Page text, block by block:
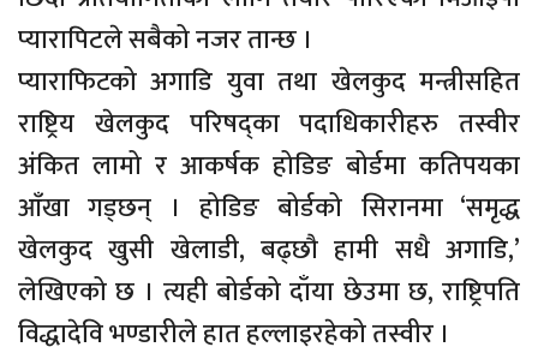
प्यारापिटले सबैको नजर तान्छ ।
प्याराफिटको अगाडि युवा तथा खेलकुद मन्त्रीसहित
राष्ट्रिय खेलकुद परिषद्का पदाधिकारीहरु तस्वीर
अंकित लामो र आकर्षक होडिङ बोर्डमा कतिपयका
आँखा गड्छन् । होडिङ बोर्डको सिरानमा ‘समृद्ध
खेलकुद खुसी खेलाडी, बढ्छौ हामी सधै अगाडि,’
लेखिएको छ । त्यही बोर्डको दाँया छेउमा छ, राष्ट्रिपति
विद्धादेवि भण्डारीले हात हल्लाइरहेको तस्वीर ।